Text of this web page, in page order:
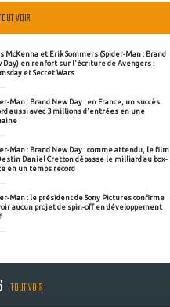
VOIR
McKenna et Erik Sommers (Spider-Man : Brand
Day) en renfort sur l'écriture de Avengers :
et Secret Wars
Man : Brand New Day : en France, un succès
aussi avec 3 millions d'entrées en une
Man : Brand New Day : comme attendu, le film
Daniel Cretton dépasse le milliard au box-
en un temps record
Man : le président de Sony Pictures confirme
aucun projet de spin-off en développement
TOUT VOIR